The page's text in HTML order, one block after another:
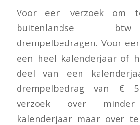
Voor een verzoek om
buitenlandse
drempelbedragen. Voor
een heel kalenderjaar of
deel van een
drempelbedrag van €
verzoek over
kalenderjaar maar over